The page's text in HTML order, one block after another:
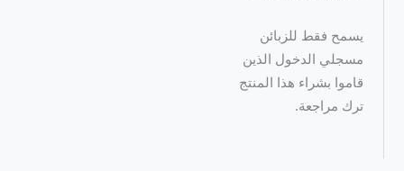
يسمح فقط للزبائن
مسجلي الدخول الذين
قاموا بشراء هذا المنتج
ترك مراجعة.